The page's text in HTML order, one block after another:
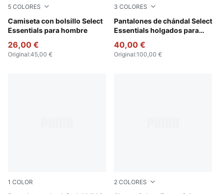
5 COLORES
Camiseta con bolsillo Select
Essentials para hombre
Pearl Pink
26,00 €
Original:45,00 €
3 COLORES
Pantalones de chándal Select
Essentials holgados para
Light Gray Heather
40,00 €
Original:100,00 €
1 COLOR 2 COLORES